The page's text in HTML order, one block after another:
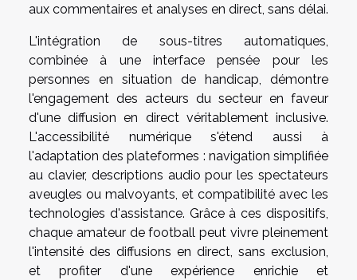
aux commentaires et analyses en direct, sans délai.
L'intégration de sous-titres automatiques,
combinée à une interface pensée pour les
personnes en situation de handicap, démontre
l'engagement des acteurs du secteur en faveur
d'une diffusion en direct véritablement inclusive.
L'accessibilité numérique s'étend aussi à
l'adaptation des plateformes : navigation simplifiée
au clavier, descriptions audio pour les spectateurs
aveugles ou malvoyants, et compatibilité avec les
technologies d'assistance. Grâce à ces dispositifs,
chaque amateur de football peut vivre pleinement
l'intensité des diffusions en direct, sans exclusion,
et profiter d'une expérience enrichie et